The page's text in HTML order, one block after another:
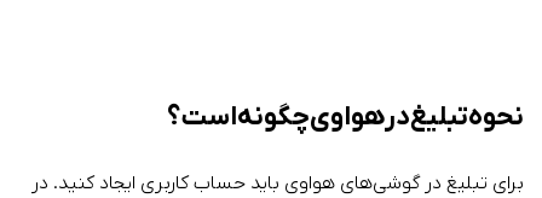
نحوه تبلیغ در هواوی چگونه است؟
برای تبلیغ در گوشی‌های هواوی باید حساب کاربری ایجاد کنید. در